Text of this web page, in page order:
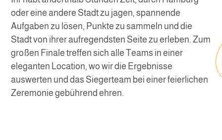
oder eine andere Stadt zu jagen, spannende
Aufgaben zu lösen, Punkte zu sammeln und die
Stadt von ihrer aufregendsten Seite zu erleben. Zum
großen Finale treffen sich alle Teams in einer
eleganten Location, wo wir die Ergebnisse
auswerten und das Siegerteam bei einer feierlichen
Zeremonie gebührend ehren.